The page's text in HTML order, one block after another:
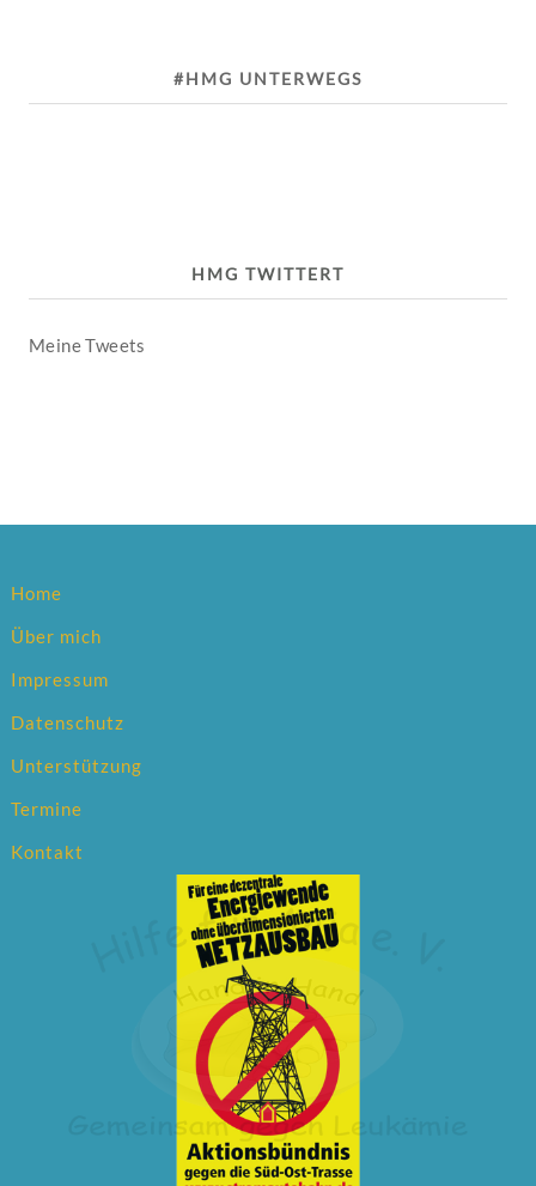
#HMG UNTERWEGS
HMG TWITTERT
Meine Tweets
Home
Über mich
Impressum
Datenschutz
Unterstützung
Termine
Kontakt